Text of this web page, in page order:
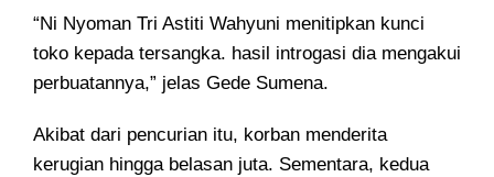
“Ni Nyoman Tri Astiti Wahyuni menitipkan kunci
toko kepada tersangka. hasil introgasi dia mengakui
perbuatannya,” jelas Gede Sumena.
Akibat dari pencurian itu, korban menderita
kerugian hingga belasan juta. Sementara, kedua